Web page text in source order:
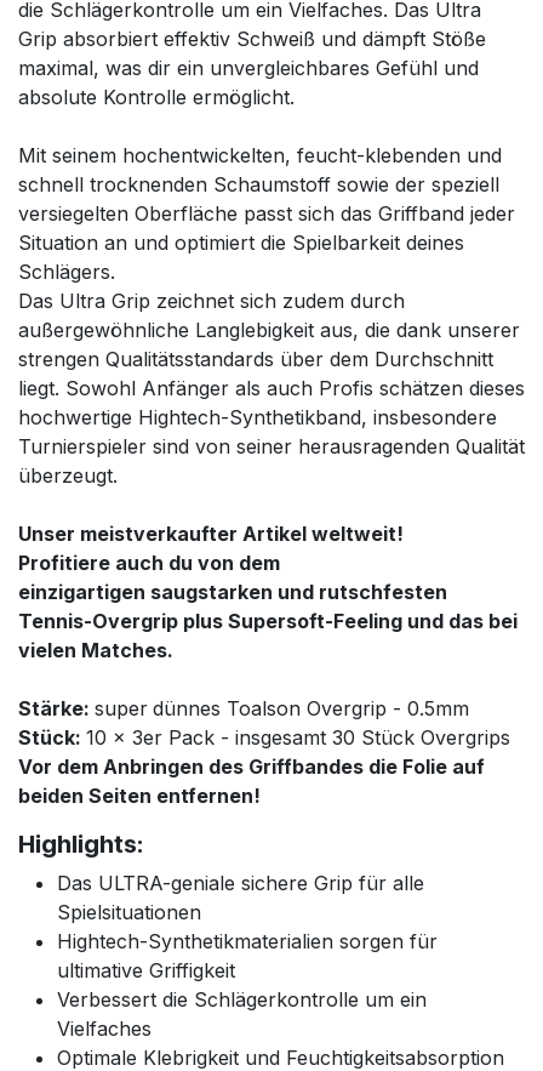
die Schlägerkontrolle um ein Vielfaches. Das Ultra
Grip absorbiert effektiv Schweiß und dämpft Stöße
maximal, was dir ein unvergleichbares Gefühl und
absolute Kontrolle ermöglicht.
Mit seinem hochentwickelten, feucht-klebenden und
schnell trocknenden Schaumstoff sowie der speziell
versiegelten Oberfläche passt sich das Griffband jeder
Situation an und optimiert die Spielbarkeit deines
Schlägers.
Das Ultra Grip zeichnet sich zudem durch
außergewöhnliche Langlebigkeit aus, die dank unserer
strengen Qualitätsstandards über dem Durchschnitt
liegt. Sowohl Anfänger als auch Profis schätzen dieses
hochwertige Hightech-Synthetikband, insbesondere
Turnierspieler sind von seiner herausragenden Qualität
überzeugt.
Unser meistverkaufter Artikel weltweit!
Profitiere auch du von dem
einzigartigen saugstarken und rutschfesten
Tennis-Overgrip plus Supersoft-Feeling und das bei
vielen Matches.
Stärke: super dünnes Toalson Overgrip - 0.5mm
Stück: 10 x 3er Pack - insgesamt 30 Stück Overgrips
Vor dem Anbringen des Griffbandes die Folie auf
beiden Seiten entfernen!
Highlights:
Das ULTRA-geniale sichere Grip für alle
Spielsituationen
Hightech-Synthetikmaterialien sorgen für
ultimative Griffigkeit
Verbessert die Schlägerkontrolle um ein
Vielfaches
Optimale Klebrigkeit und Feuchtigkeitsabsorption